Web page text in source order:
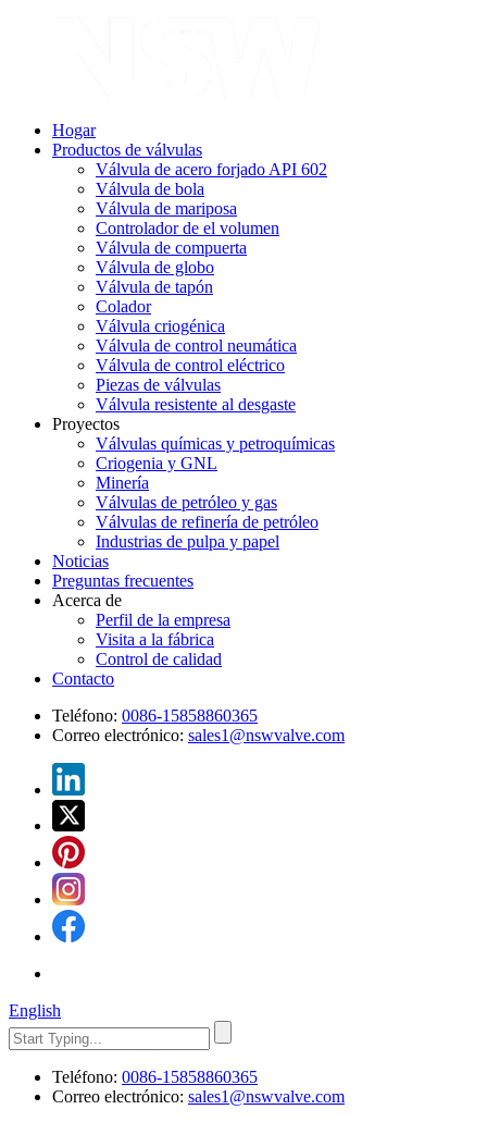
Hogar
Productos de válvulas
Válvula de acero forjado API 602
Válvula de bola
Válvula de mariposa
Controlador de el volumen
Válvula de compuerta
Válvula de globo
Válvula de tapón
Colador
Válvula criogénica
Válvula de control neumática
Válvula de control eléctrico
Piezas de válvulas
Válvula resistente al desgaste
Proyectos
Válvulas químicas y petroquímicas
Criogenia y GNL
Minería
Válvulas de petróleo y gas
Válvulas de refinería de petróleo
Industrias de pulpa y papel
Noticias
Preguntas frecuentes
Acerca de
Perfil de la empresa
Visita a la fábrica
Control de calidad
Contacto
Teléfono: 0086-15858860365
Correo electrónico: sales1@nswvalve.com
English
Teléfono: 0086-15858860365
Correo electrónico: sales1@nswvalve.com